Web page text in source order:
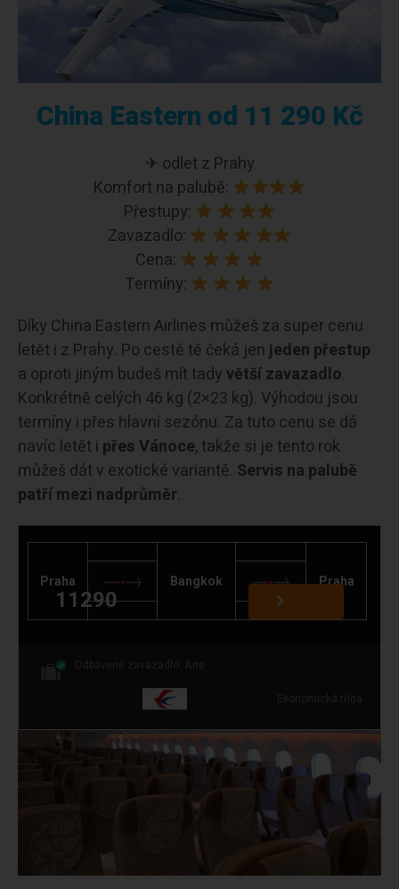
China Eastern od 11 290 Kč
✈ odlet z Prahy
Komfort na palubě:
Přestupy:
Zavazadlo:
Cena:
Termíny:
Díky China Eastern Airlines můžeš za super cenu
letět i z Prahy. Po cestě tě čeká jen jeden přestup
a oproti jiným budeš mít tadyvětší zavazadlo.
Konkrétně celých 46 kg (2×23 kg). Výhodou jsou
termíny i přes hlavní sezónu. Za tuto cenu se dá
navíc letět i přes Vánoce, takže si je tento rok
můžeš dát v exotické variantě. Servis na palubě
patří mezi nadprůměr.
Praha Bangkok Praha
11290